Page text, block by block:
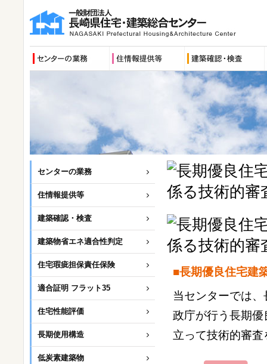
センターの業務
住情報提供等
建築確認・検査
建築物省エネ適合性判定
住宅瑕疵担保責任保険
適合証明 フラット35
住宅性能評価
長期使用構造
低炭素建築物
■長期優良住宅建
当センターでは
政庁が行う長期
立って技術的審